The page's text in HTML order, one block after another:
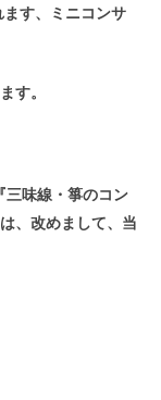
す、ミニコンサ
す。
三味線・箏のコン
、改めまして、当